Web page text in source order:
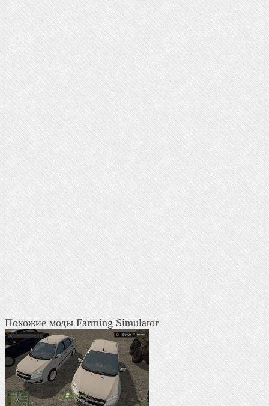
Похожие моды Farming Simulator